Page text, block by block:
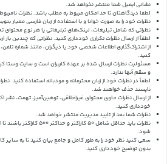
نشانی ایمیل شما منتشر نخواهد شد.
لطفا دیدگاهتان تا حد امکان مربوط به مطلب باشد. نظرات
نظرات خود را به صورت خوانا و با استفاده از زبان فارسی معیار
نظراتی که شامل تبلیغات، لینک‌های تبلیغاتی یا هر نوع
لطفاً از ارسال نظرات تکراری خودداری کنید. نظراتی که چندین
از اشتراک‌گذاری اطلاعات شخصی خود یا دیگران، مانند شماره
کنید.
مسئولیت نظرات ارسال شده بر عهده کاربران است و سایت
و سقم آنها ندارد.
لطفاً در نظرات خود از زبان محترمانه و مودبانه استفاده کنید.
ناپسند حذف خواهند شد.
از ارسال نظرات حاوی محتوای غیراخلاقی، توهین‌آمیز، تهمت،
خودداری کنید.
نظرات شما بعد از تایید مدیریت منتشر خواهد شد.
نظرات باید حداقل شامل 50
شود.
سعی کنید نظر خود را به طور کامل و جامع بیان کنید تا به سایر
بدون توضیح خودداری کنید.